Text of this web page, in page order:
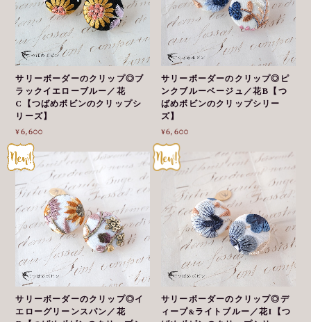
サリーボーダーのクリップ◎ブ
ラックイエローブルー／花
C【つばめボビンのクリップシ
リーズ】
¥6,600
サリーボーダーのクリップ◎ピ
ンクブルーベージュ／花B【つ
ばめボビンのクリップシリー
ズ】
¥6,600
サリーボーダーのクリップ◎イ
エローグリーンスパン／花
サリーボーダーのクリップ◎デ
ィープ&ライトブルー／花I【つ